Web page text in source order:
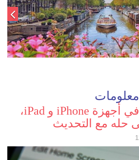
معلومات
عيب أمني كبير في أجهزة iPhone و iPad،